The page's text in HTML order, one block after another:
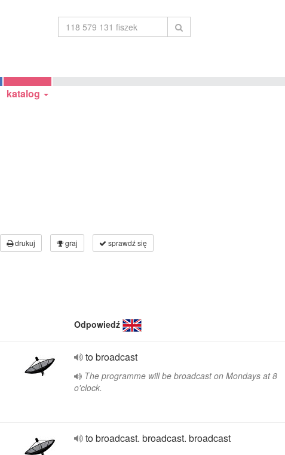
katalog
drukuj graj sprawdź się
Odpowiedź
to broadcast
The programme will be broadcast on Mondays at 8
o'clock.
to broadcast. broadcast. broadcast